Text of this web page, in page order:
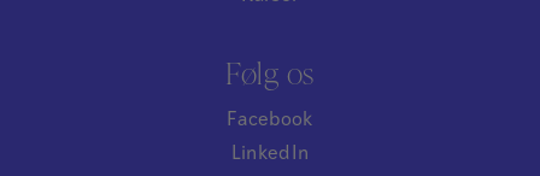
Følg os
Facebook
LinkedIn